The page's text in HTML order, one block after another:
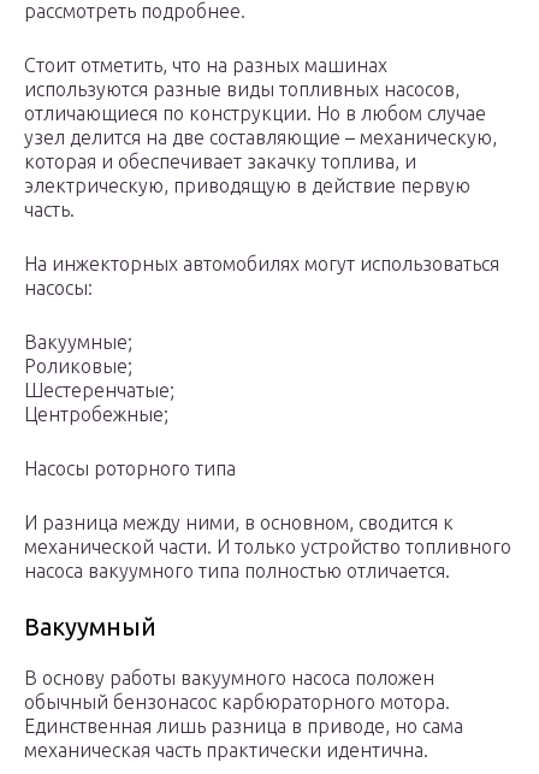
рассмотреть подробнее.
Стоит отметить, что на разных машинах
используются разные виды топливных насосов,
отличающиеся по конструкции. Но в любом случае
узел делится на две составляющие – механическую,
которая и обеспечивает закачку топлива, и
электрическую, приводящую в действие первую
часть.
На инжекторных автомобилях могут использоваться
насосы:
Вакуумные;
Роликовые;
Шестеренчатые;
Центробежные;
Насосы роторного типа
И разница между ними, в основном, сводится к
механической части. И только устройство топливного
насоса вакуумного типа полностью отличается.
Вакуумный
В основу работы вакуумного насоса положен
обычный бензонасос карбюраторного мотора.
Единственная лишь разница в приводе, но сама
механическая часть практически идентична.